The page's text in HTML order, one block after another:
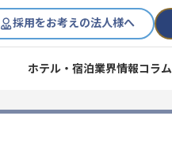
採用をお考えの法人様へ
ホテル・宿泊業界情報コラム